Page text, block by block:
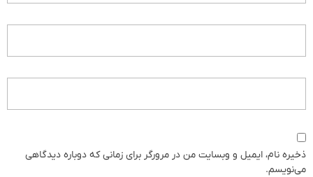
ذخیره نام، ایمیل و وبسایت من در مرورگر برای زمانی که دوباره دیدگاهی
می‌نویسم.